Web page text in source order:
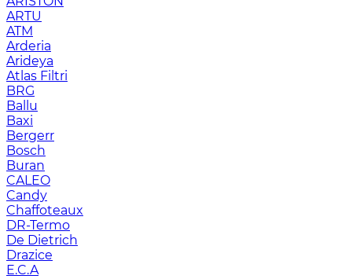
ARTU
ATM
Arderia
Arideya
Atlas Filtri
BRG
Ballu
Baxi
Bergerr
Bosch
Buran
CALEO
Candy
Chaffoteaux
DR-Termo
De Dietrich
Drazice
E.C.A